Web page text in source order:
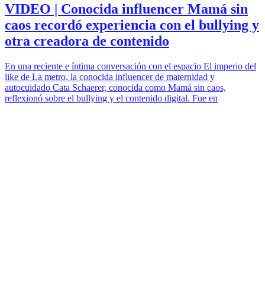
VIDEO | Conocida influencer Mamá sin
caos recordó experiencia con el bullying y
otra creadora de contenido
En una reciente e íntima conversación con el espacio El imperio del
like de La metro, la conocida influencer de maternidad y
autocuidado Cata Schaerer, conocida como Mamá sin caos,
reflexionó sobre el bullying y el contenido digital. Fue en